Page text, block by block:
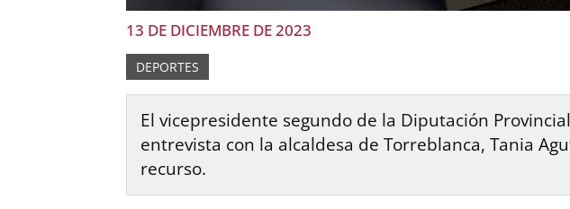
13 DE DICIEMBRE DE 2023
DEPORTES
El vicepresidente segundo de la Diputación
entrevista con la alcaldesa de Torreblanca, Tania
recurso.